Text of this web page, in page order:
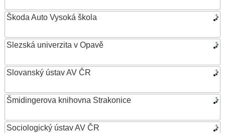
Škoda Auto Vysoká škola
Slezská univerzita v Opavě
Slovanský ústav AV ČR
Šmidingerova knihovna Strakonice
Sociologický ústav AV ČR